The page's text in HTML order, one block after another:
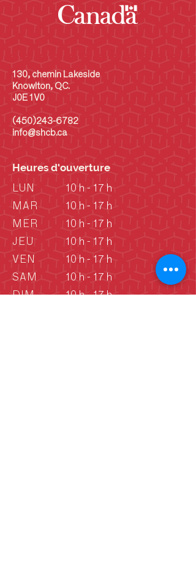
130, chemin Lakeside
Knowlton, QC.
J0E 1V0
(450)243-6782
info@shcb.ca
Heures d'ouverture
LUN
MAR
MER
JEU
VEN
SAM
DIM
10 h - 17 h
10 h - 17 h
10 h - 17 h
10 h - 17 h
10 h - 17 h
10 h - 17 h
10 h - 17 h